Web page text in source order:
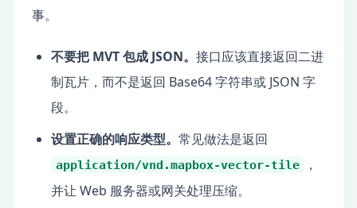
事。
不要把 MVT 包成 JSON。 接口应该直接返回二进
制瓦片，而不是返回 Base64 字符串或 JSON 字
段。
设置正确的响应类型。 常见做法是返回
application/vnd.mapbox-vector-tile
，
并让 Web 服务器或网关处理压缩。